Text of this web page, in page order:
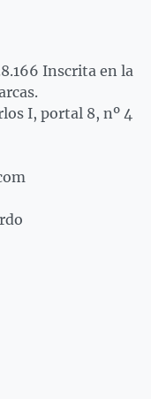
Inscrita en la
I, portal 8, nº 4